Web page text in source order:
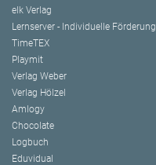
elk Verlag
Lernserver - Individuelle Förderung
TimeTEX
Playmit
Verlag Weber
Verlag Hölzel
Amlogy
Chocolate
Logbuch
Eduvidual